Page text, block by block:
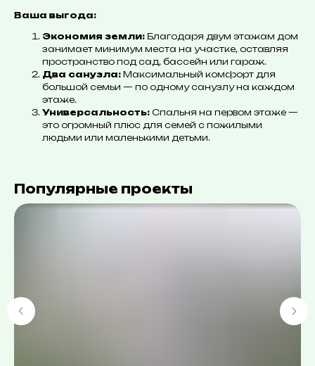
Ваша выгода:
Экономия земли: Благодаря двум этажам дом
занимает минимум места на участке, оставляя
пространство под сад, бассейн или гараж.
Два санузла: Максимальный комфорт для
большой семьи — по одному санузлу на каждом
этаже.
Универсальность: Спальня на первом этаже —
это огромный плюс для семей с пожилыми
людьми или маленькими детьми.
Популярные проекты